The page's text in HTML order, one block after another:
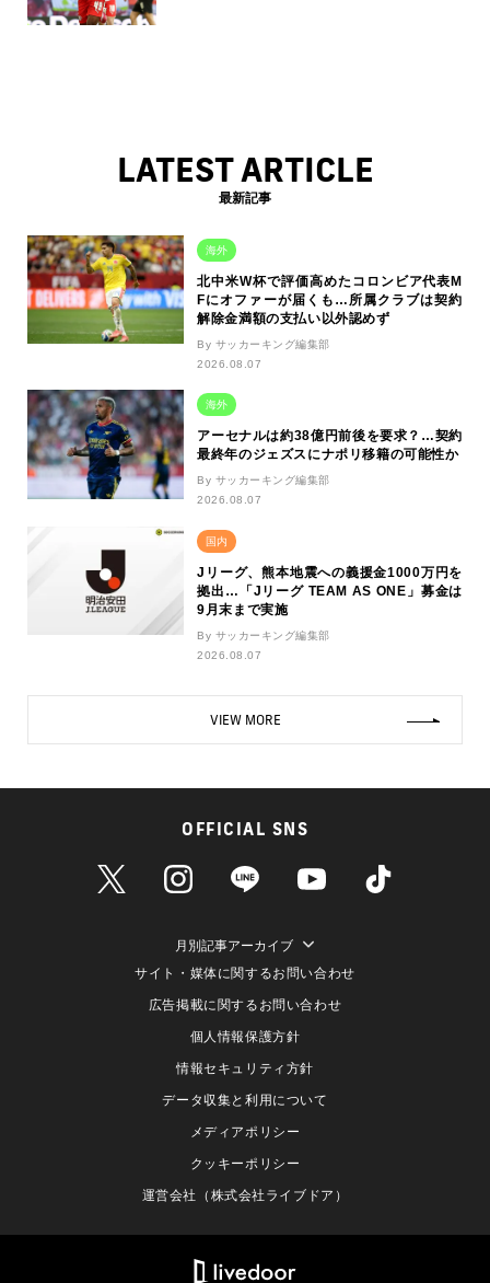
LATEST ARTICLE
最新記事
海外
北中米W杯で評価高めたコロンビア代表M
Fにオファーが届くも…所属クラブは契約
解除金満額の支払い以外認めず
By サッカーキング編集部
2026.08.07
海外
アーセナルは約38億円前後を要求？…契約
最終年のジェズスにナポリ移籍の可能性か
By サッカーキング編集部
2026.08.07
国内
Jリーグ、熊本地震への義援金1000万円を
拠出…「Jリーグ TEAM AS ONE」募金は
9月末まで実施
By サッカーキング編集部
2026.08.07
VIEW MORE
OFFICIAL SNS
月別記事アーカイブ
サイト・媒体に関するお問い合わせ
広告掲載に関するお問い合わせ
個人情報保護方針
情報セキュリティ方針
データ収集と利用について
メディアポリシー
クッキーポリシー
運営会社（株式会社ライブドア）